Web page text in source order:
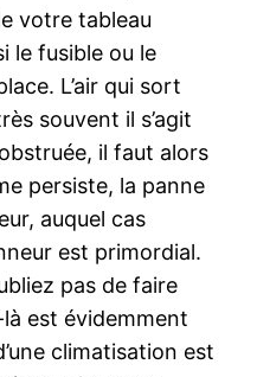
votre tableau
le fusible ou le
L’air qui sort
souvent il s’agit
il faut alors
persiste, la panne
auquel cas
est primordial.
pas de faire
est évidemment
climatisation est